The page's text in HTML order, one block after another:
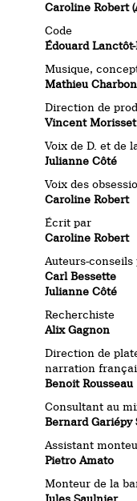
Caroline Robert
Code
Édouard Lanctôt-
Musique,
Mathieu
Direction de
Vincent Morisset
Voix de D. et de
Julianne Côté
Voix des
Caroline Robert
Écrit par
Caroline Robert
Auteurs-
Carl Bessette
Julianne Côté
Recherchiste
Alix Gagnon
Direction de
narration
Benoit Rousseau
Consultant au
Bernard Gariépy
Assistant
Pietro Amato
Monteur de la